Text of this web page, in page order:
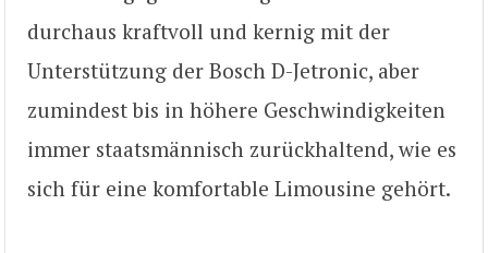
durchaus kraftvoll und kernig mit der
Unterstützung der Bosch D-Jetronic, aber
zumindest bis in höhere Geschwindigkeiten
immer staatsmännisch zurückhaltend, wie es
sich für eine komfortable Limousine gehört.